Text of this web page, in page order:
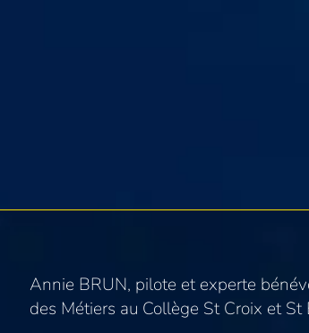
Annie BRUN, pilote et experte
des Métiers au Collège St Croix et